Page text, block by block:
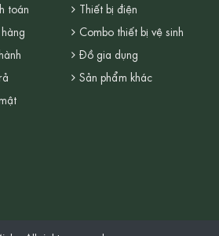
toán
Thiết bị điện
Combo thiết bị vệ sinh
Đồ gia dụng
Sản phẩm khác